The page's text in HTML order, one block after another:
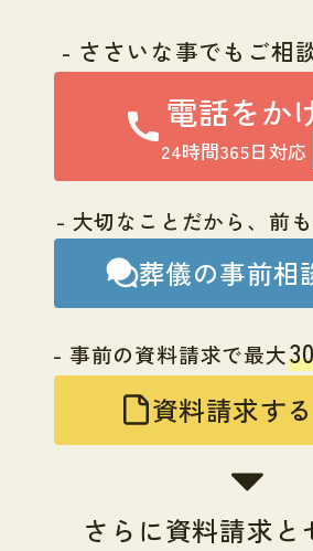
- ささいな事でもご相
電話をか
24時間365日対応
- 大切なことだから、前
葬儀の事前相
- 事前の資料請求で最大
資料請求する
さらに資料請求と